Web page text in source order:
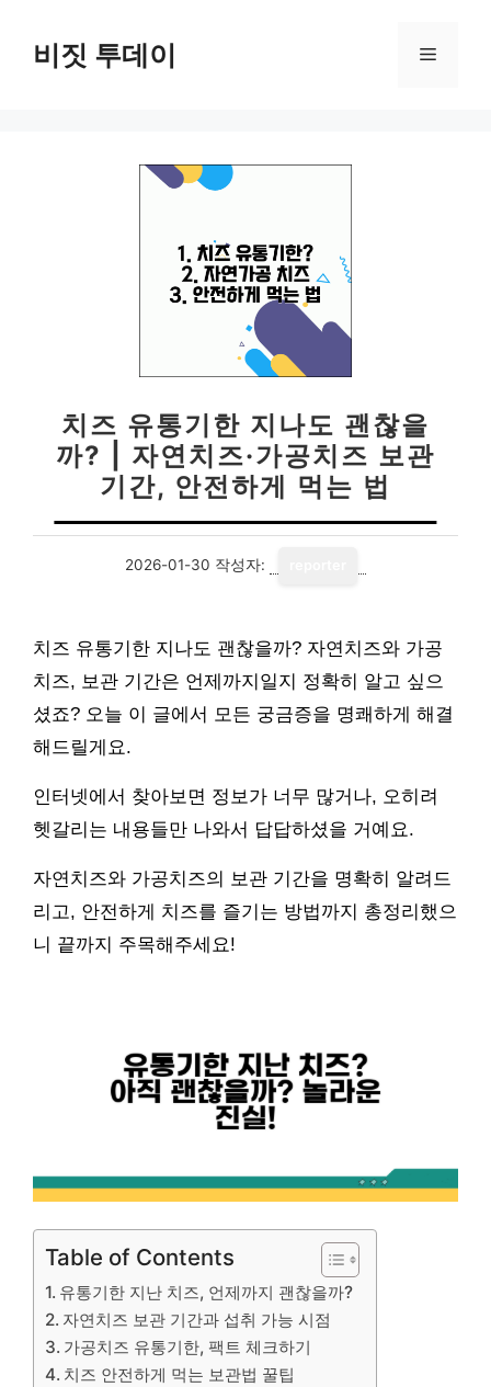
비짓 투데이 메
치즈 유통기한 지나도 괜찮을
까? | 자연치즈·가공치즈 보관
기간, 안전하게 먹는 법
2026-01-30 작성자:
치즈 유통기한 지나도 괜찮을까? 자연치즈와 가공
치즈, 보관 기간은 언제까지일지 정확히 알고 싶으
셨죠? 오늘 이 글에서 모든 궁금증을 명쾌하게 해결
해드릴게요.
인터넷에서 찾아보면 정보가 너무 많거나, 오히려
헷갈리는 내용들만 나와서 답답하셨을 거예요.
자연치즈와 가공치즈의 보관 기간을 명확히 알려드
리고, 안전하게 치즈를 즐기는 방법까지 총정리했으
니 끝까지 주목해주세요!
Table of Contents
유통기한 지난 치즈, 언제까지 괜찮을까?
자연치즈 보관 기간과 섭취 가능 시점
가공치즈 유통기한, 팩트 체크하기
치즈 안전하게 먹는 보관법 꿀팁